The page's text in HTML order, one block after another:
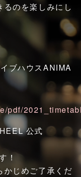
のを楽しみにし
ブハウスANIMA
pdf/
公式
！
かじめご了承くだ